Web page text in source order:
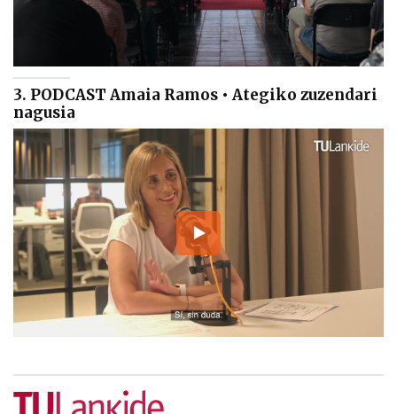
3. PODCAST Amaia Ramos • Ategiko zuzendari
nagusia